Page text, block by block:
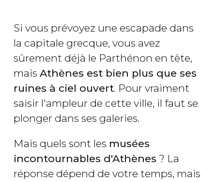
Si vous prévoyez une escapade dans
la capitale grecque, vous avez
sûrement déjà le Parthénon en tête,
mais Athènes est bien plus que ses
ruines à ciel ouvert. Pour vraiment
saisir l'ampleur de cette ville, il faut se
plonger dans ses galeries.
Mais quels sont les musées
incontournables d'Athènes ? La
réponse dépend de votre temps, mais